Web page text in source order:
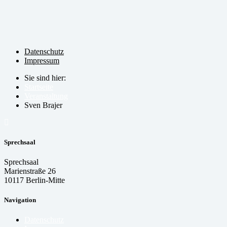
Datenschutz
Impressum
Sie sind hier:
Sven Brajer
Sprechsaal
Sprechsaal
Marienstraße 26
10117 Berlin-Mitte
Navigation